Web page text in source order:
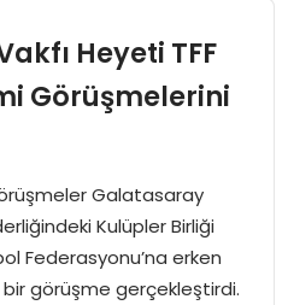
Heyeti TFF
Görüşmelerini
Galatasaray
Kulüpler Birliği
Federasyonu’na erken
görüşme gerçekleştirdi.